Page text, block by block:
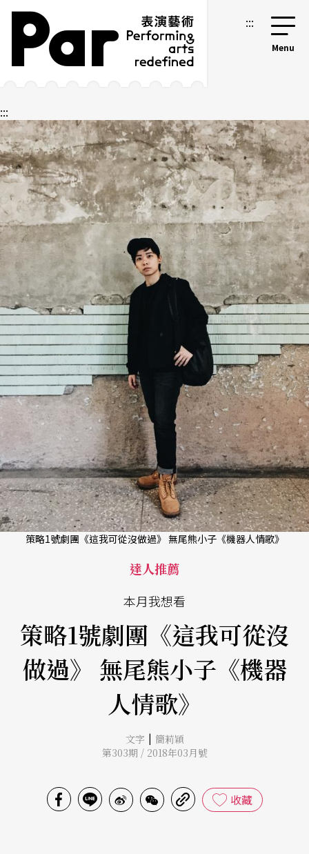
跳到主要內容區塊
網站導覽 :::
:::
策略1號劇團《這我可從沒做過》 無尾熊小子《機器人情歌》
達人推薦
本月我想看
策略1號劇團《這我可從沒
做過》 無尾熊小子《機器
人情歌》
文字 | 簡莉穎
第303期 / 2018年03月號
收藏